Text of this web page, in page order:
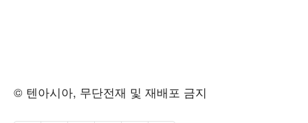
© 텐아시아, 무단전재 및 재배포 금지